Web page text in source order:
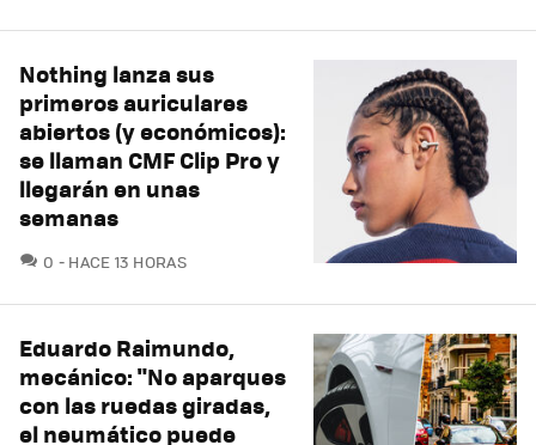
Nothing lanza sus
primeros auriculares
abiertos (y económicos):
se llaman CMF Clip Pro y
llegarán en unas
semanas
0 COMENTARIOS
HACE 13 HORAS
Eduardo Raimundo,
mecánico: "No aparques
con las ruedas giradas,
el neumático puede